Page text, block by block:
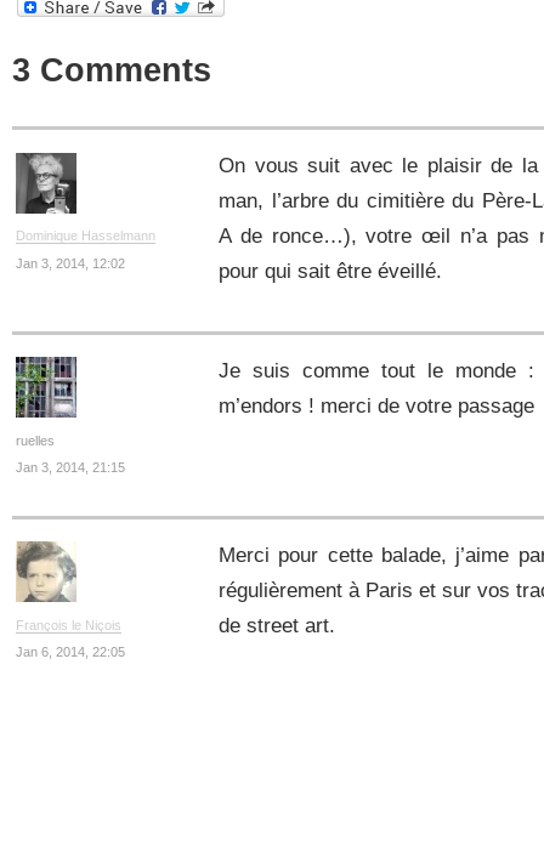
3 Comments
Dominique Hasselmann
Jan 3, 2014, 12:02
On vous suit avec le plaisir de
man, l’arbre du cimitière du
A de ronce…), votre œil n’a pas
pour qui sait être éveillé.
ruelles
Jan 3, 2014, 21:15
Je suis comme tout le monde
m’endors ! merci de votre passage
François le Niçois
Jan 6, 2014, 22:05
Merci pour cette balade, j’aime
régulièrement à Paris et sur vos
de street art.